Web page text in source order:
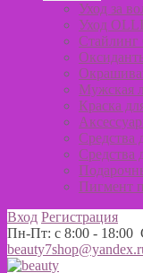
Уход за
Уход
Мужская
Краска
Средства
Средства
Пигмент
Вход Регистрация
Пн-Пт: с 8:00 - 18:00
Перейти
Перейти